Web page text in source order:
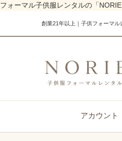
フォーマル子供服レンタルの「
創業21年以上｜子供フォーマ
アカウント